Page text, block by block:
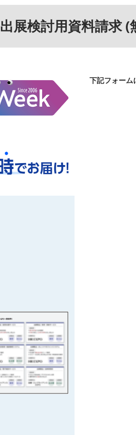
出展検討用資料請求 (
下記フォーム